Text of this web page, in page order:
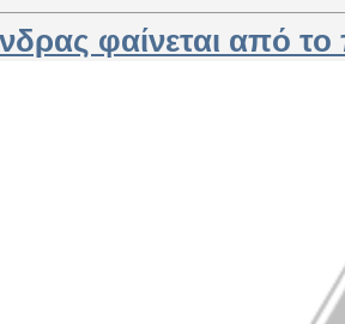
φαίνεται από